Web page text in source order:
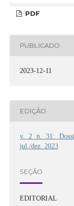
PDF
PUBLICADO
2023-12-11
EDIÇÃO
v. 2 n. 31:
jul./dez. 2023
SEÇÃO
EDITORIAL